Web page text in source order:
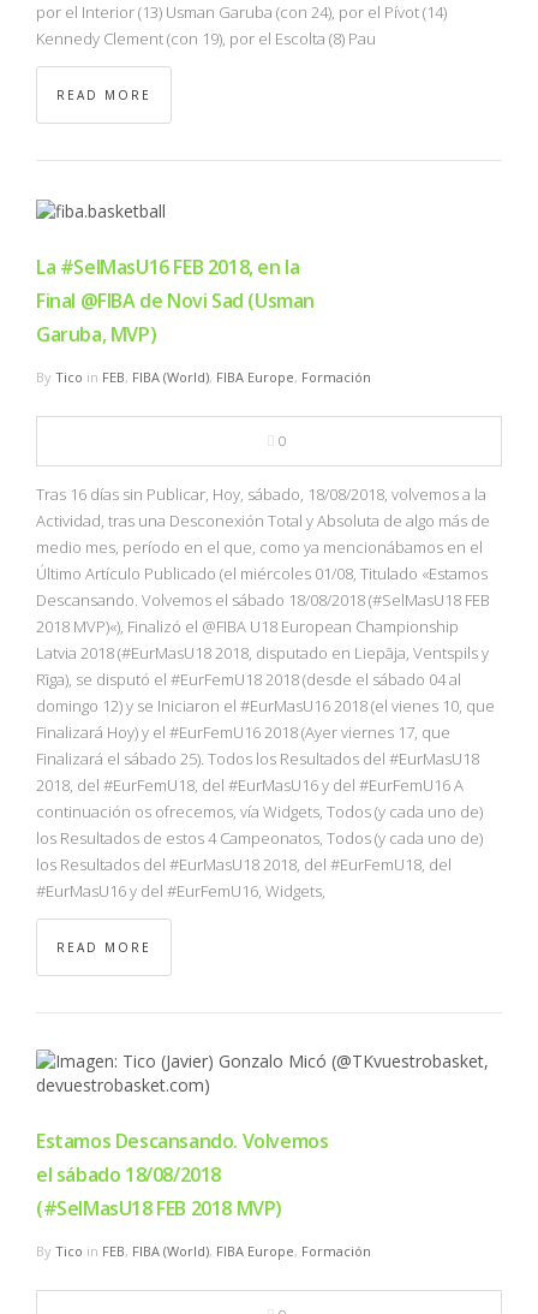
por el Interior (13) Usman Garuba (con 24), por el Pívot (14)
Kennedy Clement (con 19), por el Escolta (8) Pau
READ MORE
La #SelMasU16 FEB 2018, en la
Final @FIBA de Novi Sad (Usman
Garuba, MVP)
By Tico in FEB, FIBA (World), FIBA Europe, Formación
0
Tras 16 días sin Publicar, Hoy, sábado, 18/08/2018, volvemos a la
Actividad, tras una Desconexión Total y Absoluta de algo más de
medio mes, período en el que, como ya mencionábamos en el
Último Artículo Publicado (el miércoles 01/08, Titulado «Estamos
Descansando. Volvemos el sábado 18/08/2018 (#SelMasU18 FEB
2018 MVP)«), Finalizó el @FIBA U18 European Championship
Latvia 2018 (#EurMasU18 2018, disputado en Liepāja, Ventspils y
Rīga), se disputó el #EurFemU18 2018 (desde el sábado 04 al
domingo 12) y se Iniciaron el #EurMasU16 2018 (el vienes 10, que
Finalizará Hoy) y el #EurFemU16 2018 (Ayer viernes 17, que
Finalizará el sábado 25). Todos los Resultados del #EurMasU18
2018, del #EurFemU18, del #EurMasU16 y del #EurFemU16 A
continuación os ofrecemos, vía Widgets, Todos (y cada uno de)
los Resultados de estos 4 Campeonatos, Todos (y cada uno de)
los Resultados del #EurMasU18 2018, del #EurFemU18, del
#EurMasU16 y del #EurFemU16, Widgets,
READ MORE
Estamos Descansando. Volvemos
el sábado 18/08/2018
(#SelMasU18 FEB 2018 MVP)
By Tico in FEB, FIBA (World), FIBA Europe, Formación